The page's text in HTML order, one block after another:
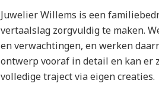
Juwelier Willems is een
vertaalslag zorgvuldig te maken.
en verwachtingen, en werken
ontwerp vooraf in detail en kan er
volledige traject viaeigen creaties.